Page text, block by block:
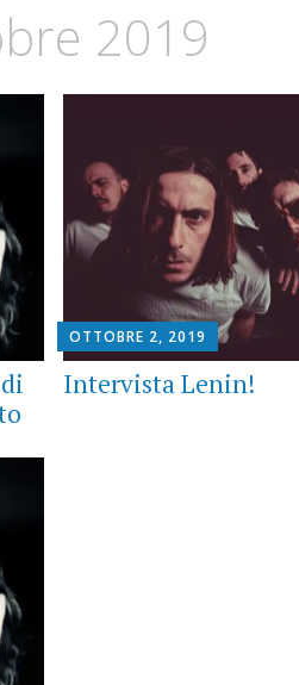
2019
OTTOBRE 2, 2019
Intervista Lenin!